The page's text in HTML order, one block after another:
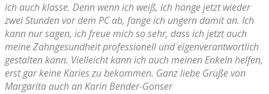
ich auch klasse. Denn wenn ich weiß, ich hänge jetzt wieder
zwei Stunden vor dem PC ab, fange ich ungern damit an. Ich
kann nur sagen, ich freue mich so sehr, dass ich jetzt auch
meine Zahngesundheit professionell und eigenverantwortlich
gestalten kann. Vielleicht kann ich auch meinen Enkeln helfen,
erst gar keine Karies zu bekommen. Ganz liebe Grüße von
Margarita auch an Karin Bender-Gonser